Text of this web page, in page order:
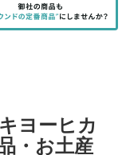
る
ヨーヒカ
・お土産